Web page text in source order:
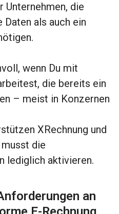
Unternehmen, die
als auch ein
wenn Du mit
die bereits ein
– meist in Konzernen
XRechnung und
die
lediglich aktivieren.
an